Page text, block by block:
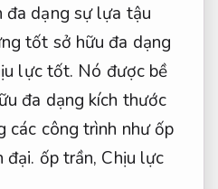
đa dạng sự lựa tậu
tốt sở hữu đa dạng
lực tốt. Nó được bề
đa dạng kích thước
các công trình như ốp
đại. ốp trần, Chịu lực